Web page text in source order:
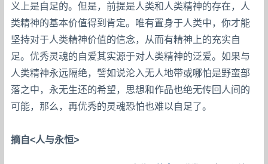
义上是自足的。但是，前提是人类和人类精神的存在，人
类精神的基本价值得到肯定。唯有置身于人类中，你才能
坚持对于人类精神价值的信念，从而有精神上的充实自
足。优秀灵魂的自爱其实源于对人类精神的泛爱。如果与
人类精神永远隔绝，譬如说沦入无人地带或哪怕是野蛮部
落之中，永无生还的希望，思想和作品也绝无传回人间的
可能，那么，再优秀的灵魂恐怕也难以自足了。
摘自<人与永恒>